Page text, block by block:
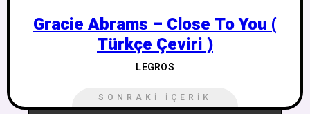
Gracie Abrams – Close To You (
Türkçe Çeviri )
LEGROS
SONRAKI İÇERIK